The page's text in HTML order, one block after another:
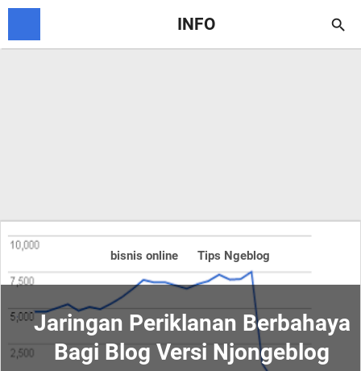
INFO 
Jaringan Periklanan Berbahaya
Bagi Blog Versi Njongeblog
bisnis online Tips Ngeblog